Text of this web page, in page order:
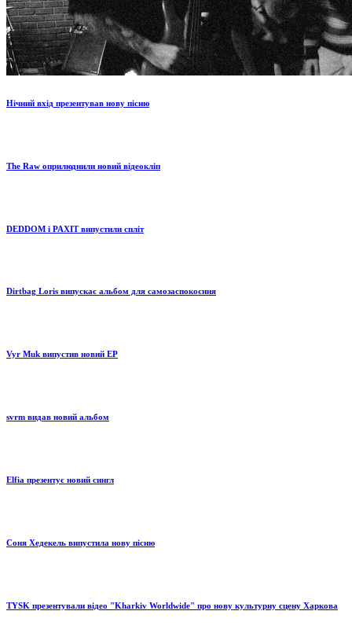
Нічний вхід презентував нову пісню
The Raw оприлюднили новий відеокліп
DEDDOM і PAXIT випустили спліт
Dirtbag Loris випускає альбом для самозаспокоєння
Vyr Muk випустив новий EP
svrm видав новий альбом
Elfia презентує новий сингл
Соня Хедекель випустила нову пісню
TYSK презентували відео "Kharkiv Worldwide" про нову культурну сцену Харкова